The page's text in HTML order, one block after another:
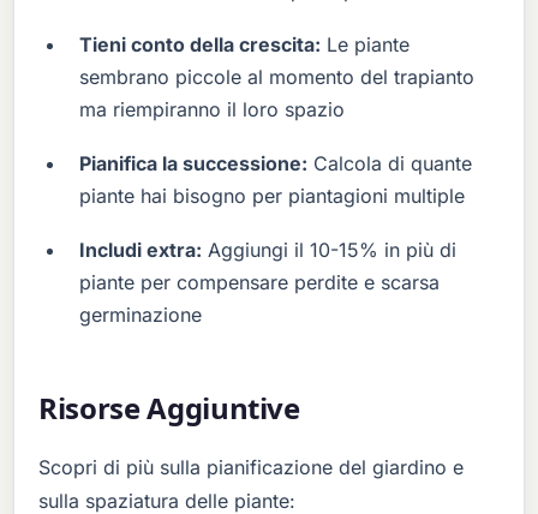
Tieni conto della crescita: Le piante
sembrano piccole al momento del trapianto
ma riempiranno il loro spazio
Pianifica la successione: Calcola di quante
piante hai bisogno per piantagioni multiple
Includi extra: Aggiungi il 10-15% in più di
piante per compensare perdite e scarsa
germinazione
Risorse Aggiuntive
Scopri di più sulla pianificazione del giardino e
sulla spaziatura delle piante: